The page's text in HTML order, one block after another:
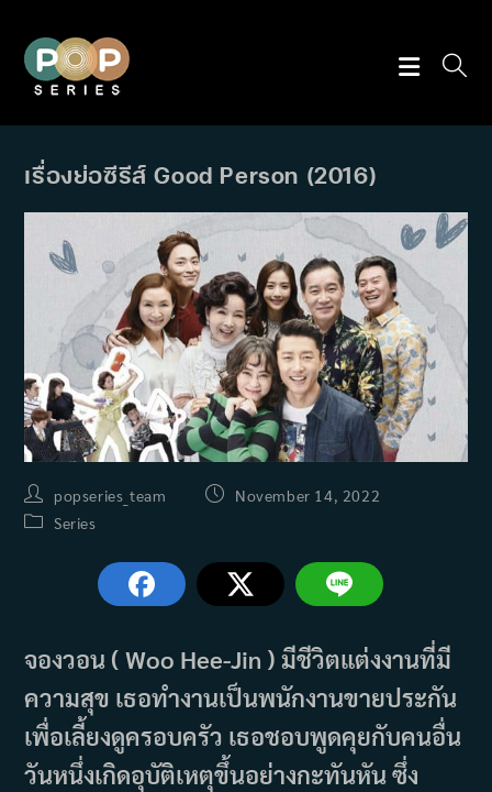
content
เรื่องย่อซีรีส์ Good Person (2016)
Post
author:
popseries_team
PostNovember 14, 2022
PostSeries
จองวอน ( Woo Hee-Jin ) มีชีวิตแต่งงานที่มี
ความสุข เธอทำงานเป็นพนักงานขายประกัน
เพื่อเลี้ยงดูครอบครัว เธอชอบพูดคุยกับคนอื่น
วันหนึ่งเกิดอุบัติเหตุขึ้นอย่างกะทันหัน ซึ่ง